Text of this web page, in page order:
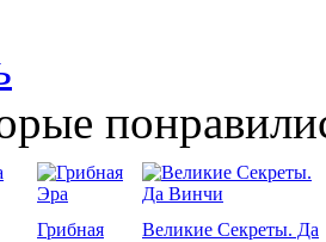
Грибная
Великие Секреты. Да